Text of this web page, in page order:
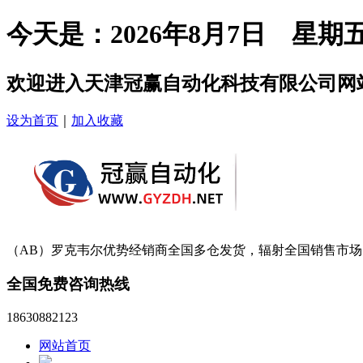
今天是：2026年8月7日 星期
欢迎进入天津冠赢自动化科技有限公司网
设为首页 加入收藏
（AB）罗克韦尔优势经销商全国多仓发货，辐射全国销售市场
全国免费咨询热线
18630882123
网站首页